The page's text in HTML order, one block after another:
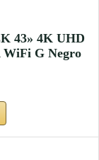
43» 4K UHD
WiFi G Negro